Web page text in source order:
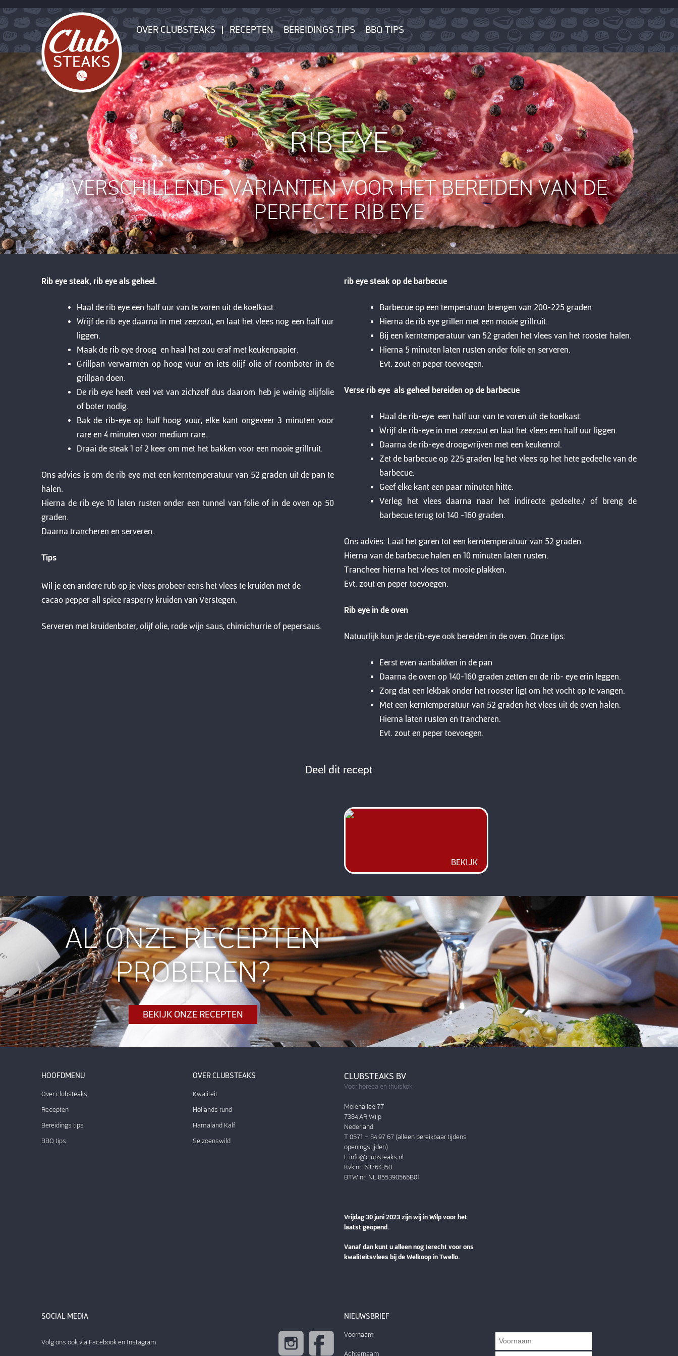
OVER CLUBSTEAKS RECEPTEN BEREIDINGS TIPS BBQ TIPS
RIB EYE
VERSCHILLENDE VARIANTEN VOOR HET BEREIDEN VAN DE
PERFECTE RIB EYE
Rib eye steak, rib eye als geheel.
Haal de rib eye een half uur van te voren uit de koelkast.
Wrijf de rib eye daarna in met zeezout, en laat het vlees nog een half uur
liggen.
Maak de rib eye droog en haal het zou eraf met keukenpapier.
Grillpan verwarmen op hoog vuur en iets olijf olie of roomboter in de
grillpan doen.
De rib eye heeft veel vet van zichzelf dus daarom heb je weinig olijfolie
of boter nodig.
Bak de rib-eye op half hoog vuur, elke kant ongeveer 3 minuten voor
rare en 4 minuten voor medium rare.
Draai de steak 1 of 2 keer om met het bakken voor een mooie grillruit.
Ons advies is om de rib eye met een kerntemperatuur van 52 graden uit de pan te
halen.
Hierna de rib eye 10 laten rusten onder een tunnel van folie of in de oven op 50
graden.
Daarna trancheren en serveren.
Tips
Wil je een andere rub op je vlees probeer eens het vlees te kruiden met de
cacao pepper all spice rasperry kruiden van Verstegen.
Serveren met kruidenboter, olijf olie, rode wijn saus, chimichurrie of pepersaus.
rib eye steak op de barbecue
Barbecue op een temperatuur brengen van 200-225 graden
Hierna de rib eye grillen met een mooie grillruit.
Bij een kerntemperatuur van 52 graden het vlees van het rooster halen.
Hierna 5 minuten laten rusten onder folie en serveren.
Evt. zout en peper toevoegen.
Verse rib eye als geheel bereiden op de barbecue
Haal de rib-eye een half uur van te voren uit de koelkast.
Wrijf de rib-eye in met zeezout en laat het vlees een half uur liggen.
Daarna de rib-eye droogwrijven met een keukenrol.
Zet de barbecue op 225 graden leg het vlees op het hete gedeelte van de
barbecue.
Geef elke kant een paar minuten hitte.
Verleg het vlees daarna naar het indirecte gedeelte./ of breng de
barbecue terug tot 140 -160 graden.
Ons advies: Laat het garen tot een kerntemperatuur van 52 graden.
Hierna van de barbecue halen en 10 minuten laten rusten.
Trancheer hierna het vlees tot mooie plakken.
Evt. zout en peper toevoegen.
Rib eye in de oven
Natuurlijk kun je de rib-eye ook bereiden in de oven. Onze tips:
Eerst even aanbakken in de pan
Daarna de oven op 140-160 graden zetten en de rib- eye erin leggen.
Zorg dat een lekbak onder het rooster ligt om het vocht op te vangen.
Met een kerntemperatuur van 52 graden het vlees uit de oven halen.
Hierna laten rusten en trancheren.
Evt. zout en peper toevoegen.
Deel dit recept
BEKIJK
AL ONZE RECEPTEN
PROBEREN?
BEKIJK ONZE RECEPTEN
HOOFDMENU
Over clubsteaks
Recepten
Bereidings tips
BBQ tips
OVER CLUBSTEAKS
Kwaliteit
Hollands rund
Hamaland Kalf
Seizoenswild
CLUBSTEAKS BV
Voor horeca en thuiskok
Molenallee 77
7384 AR Wilp
Nederland
T 0571 – 84 97 67 (alleen bereikbaar tijdens
openingstijden)
E info@clubsteaks.nl
Kvk nr. 63764350
BTW nr. NL 855390566B01
Vrijdag 30 juni 2023 zijn wij in Wilp voor het
laatst geopend.
Vanaf dan kunt u alleen nog terecht voor ons
kwaliteitsvlees bij de Welkoop in Twello.
SOCIAL MEDIA
Volg ons ook via Facebook en Instagram.
NIEUWSBRIEF
Voornaam
Achternaam